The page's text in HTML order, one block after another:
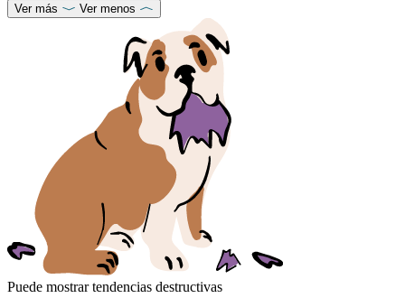
Ver más Ver menos
Puede mostrar tendencias destructivas